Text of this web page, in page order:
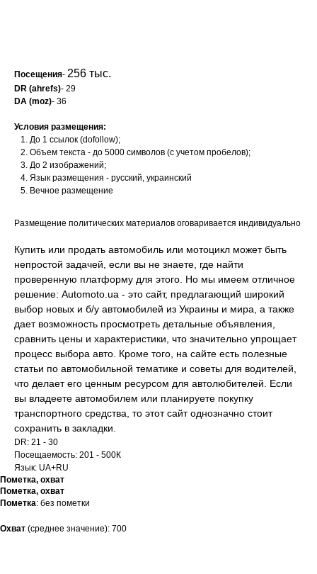
Посещения- 256 тыс.
DR (ahrefs)- 29
DA (moz)- 36
Условия размещения:
До 1 ссылок (dofollow);
Объем текста - до 5000 символов (с учетом пробелов);
До 2 изображений;
Язык размещения - русский, украинский
Вечное размещение
Размещение политических материалов оговаривается индивидуально
Купить или продать автомобиль или мотоцикл может быть
непростой задачей, если вы не знаете, где найти
проверенную платформу для этого. Но мы имеем отличное
решение: Automoto.ua - это сайт, предлагающий широкий
выбор новых и б/у автомобилей из Украины и мира, а также
дает возможность просмотреть детальные объявления,
сравнить цены и характеристики, что значительно упрощает
процесс выбора авто. Кроме того, на сайте есть полезные
статьи по автомобильной тематике и советы для водителей,
что делает его ценным ресурсом для автолюбителей. Если
вы владеете автомобилем или планируете покупку
транспортного средства, то этот сайт однозначно стоит
сохранить в закладки.
DR: 21 - 30
Посещаемость: 201 - 500К
Язык: UA+RU
Пометка, охват
Пометка, охват
Пометка: без пометки
Охват (среднее значение): 700